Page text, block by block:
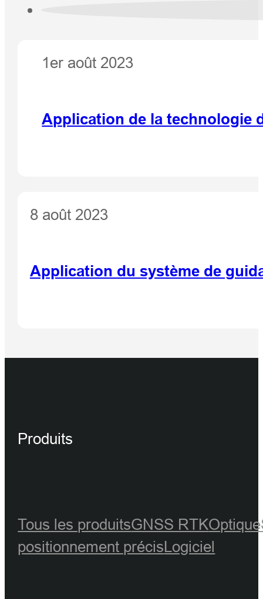
1er août 2023
Application de la technologie
8 août 2023
Application du système de
Produits
Tous les produitsGNSS RTKOptique
positionnement précisLogiciel